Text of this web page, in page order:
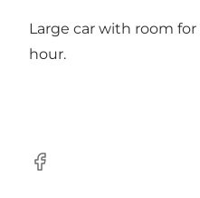
Large car with room for
hour.
facebook